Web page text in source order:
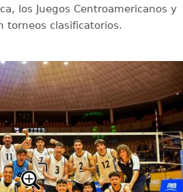
los Juegos Centroamericanos y
torneos clasificatorios.